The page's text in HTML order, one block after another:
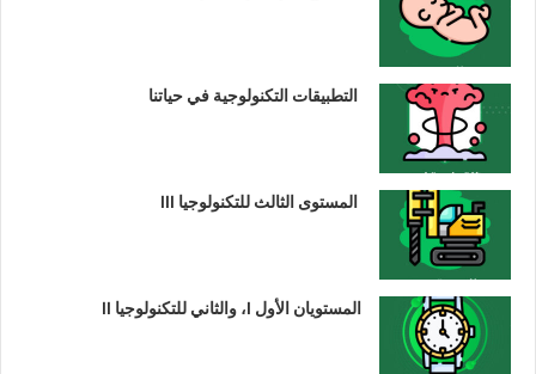
التطبيقات التكنولوجية في حياتنا
المستوى الثالث للتكنولوجيا III
المستويان الأول I، والثاني للتكنولوجيا II